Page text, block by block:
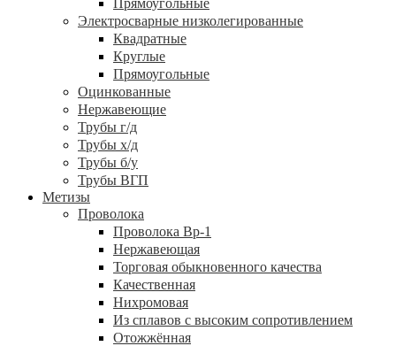
Электросварные низколегированные
Квадратные
Круглые
Прямоугольные
Оцинкованные
Нержавеющие
Трубы г/д
Трубы х/д
Трубы б/у
Трубы ВГП
Метизы
Проволока
Проволока Вр-1
Нержавеющая
Торговая обыкновенного качества
Качественная
Нихромовая
Из сплавов с высоким сопротивлением
Отожжённая